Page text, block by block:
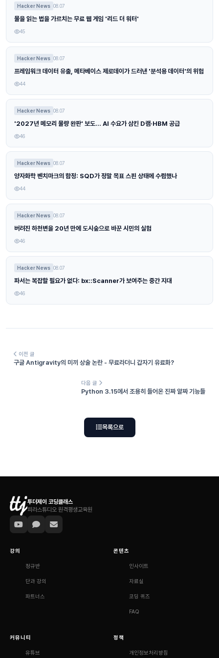
Hacker News 08.07
물을 읽는 법을 가르치는 무료 웹 게임 '리드 더 워터'
45
Hacker News 08.07
프레임워크 데이터 유출, 메타베이스 제로데이가 드러낸 '분석용 데이터'의 위험
44
Hacker News 08.07
'2027년 메모리 물량 완판' 보도… AI 수요가 삼킨 D램·HBM 공급
46
Hacker News 08.07
양자화학 벤치마크의 함정: SQD가 정말 목표 스핀 상태에 수렴했나
44
Hacker News 08.07
버려진 하천변을 20년 만에 도시숲으로 바꾼 시민의 실험
46
Hacker News 08.07
파서는 복잡할 필요가 없다: bx::Scanner가 보여주는 중간 지대
46
이전 글
구글 Antigravity의 미끼 상술 논란 - 무료라더니 갑자기 유료화?
다음 글
Python 3.15에서 조용히 들어온 진짜 알짜 기능들
목록으로
투더제이 코딩클래스
피라스튜디오 원격평생교육원
강의
정규반
단과 강의
파트너스
콘텐츠
인사이트
자료실
코딩 퀴즈
FAQ
커뮤니티
유튜브
정책
개인정보처리방침